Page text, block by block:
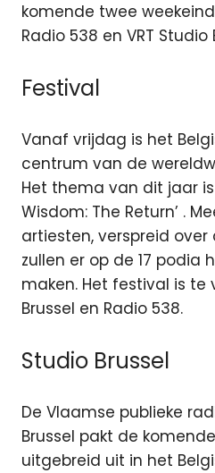
komende twee
Radio 538 en VRT Studio
Festival
Vanaf vrijdag is het
centrum van de
Het thema van dit jaar is
Wisdom: The Return’ .
artiesten, verspreid over
zullen er op de 17 podia
maken. Het festival is te
Brussel en Radio 538.
Studio Brussel
De Vlaamse publieke
Brussel pakt de
uitgebreid uit in het